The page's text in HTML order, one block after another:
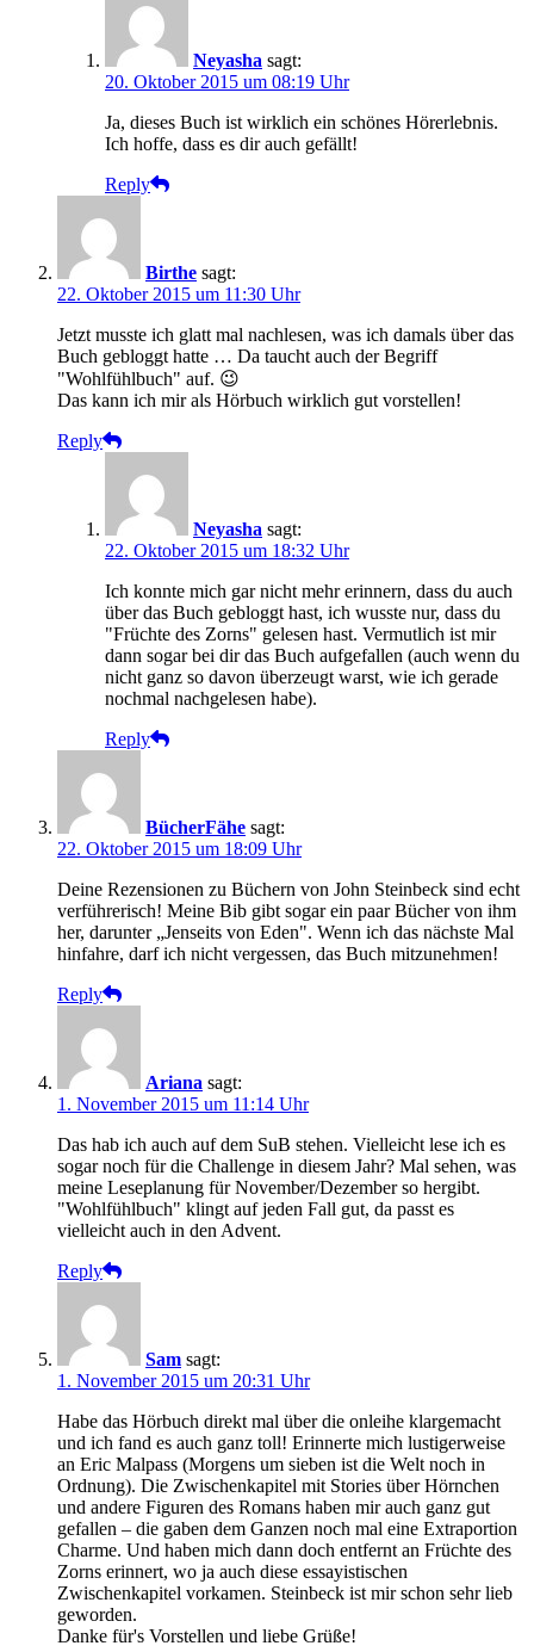
Neyasha sagt:
20. Oktober 2015 um 08:19 Uhr
Ja, dieses Buch ist wirklich ein schönes Hörerlebnis.
Ich hoffe, dass es dir auch gefällt!
Reply
Birthe sagt:
22. Oktober 2015 um 11:30 Uhr
Jetzt musste ich glatt mal nachlesen, was ich damals über das
Buch gebloggt hatte … Da taucht auch der Begriff
"Wohlfühlbuch" auf. 😉
Das kann ich mir als Hörbuch wirklich gut vorstellen!
Reply
Neyasha sagt:
22. Oktober 2015 um 18:32 Uhr
Ich konnte mich gar nicht mehr erinnern, dass du auch
über das Buch gebloggt hast, ich wusste nur, dass du
"Früchte des Zorns" gelesen hast. Vermutlich ist mir
dann sogar bei dir das Buch aufgefallen (auch wenn du
nicht ganz so davon überzeugt warst, wie ich gerade
nochmal nachgelesen habe).
Reply
BücherFähe sagt:
22. Oktober 2015 um 18:09 Uhr
Deine Rezensionen zu Büchern von John Steinbeck sind echt
verführerisch! Meine Bib gibt sogar ein paar Bücher von ihm
her, darunter „Jenseits von Eden". Wenn ich das nächste Mal
hinfahre, darf ich nicht vergessen, das Buch mitzunehmen!
Reply
Ariana sagt:
1. November 2015 um 11:14 Uhr
Das hab ich auch auf dem SuB stehen. Vielleicht lese ich es
sogar noch für die Challenge in diesem Jahr? Mal sehen, was
meine Leseplanung für November/Dezember so hergibt.
"Wohlfühlbuch" klingt auf jeden Fall gut, da passt es
vielleicht auch in den Advent.
Reply
Sam sagt:
1. November 2015 um 20:31 Uhr
Habe das Hörbuch direkt mal über die onleihe klargemacht
und ich fand es auch ganz toll! Erinnerte mich lustigerweise
an Eric Malpass (Morgens um sieben ist die Welt noch in
Ordnung). Die Zwischenkapitel mit Stories über Hörnchen
und andere Figuren des Romans haben mir auch ganz gut
gefallen – die gaben dem Ganzen noch mal eine Extraportion
Charme. Und haben mich dann doch entfernt an Früchte des
Zorns erinnert, wo ja auch diese essayistischen
Zwischenkapitel vorkamen. Steinbeck ist mir schon sehr lieb
geworden.
Danke für's Vorstellen und liebe Grüße!